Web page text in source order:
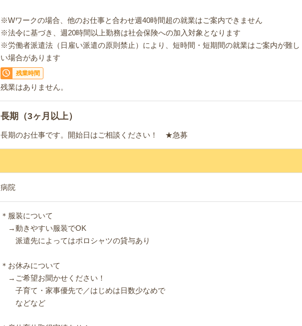
※Wワークの場合、他のお仕事と合わせ週40時間超の就業はご案内できません
※法令に基づき、週20時間以上勤務は社会保険への加入対象となります
※労働者派遣法（日雇い派遣の原則禁止）により、短時間・短期間の就業はご案内が難し
い場合があります
残業時間
残業はありません。
長期（3ヶ月以上）
長期のお仕事です。開始日はご相談ください！ ★急募
病院
＊服装について
→動きやすい服装でOK
派遣先によってはポロシャツの貸与あり
＊お休みについて
→ご希望お聞かせください！
子育て・家事優先で／はじめは日数少なめで
などなど